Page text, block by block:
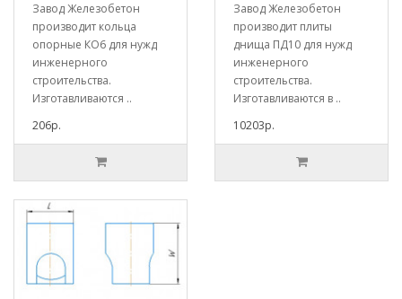
Завод Железобетон
производит кольца
опорные КО6 для нужд
инженерного
строительства.
Изготавливаются ..
206р.
Завод Железобетон
производит плиты
днища ПД10 для нужд
инженерного
строительства.
Изготавливаются в ..
10203р.